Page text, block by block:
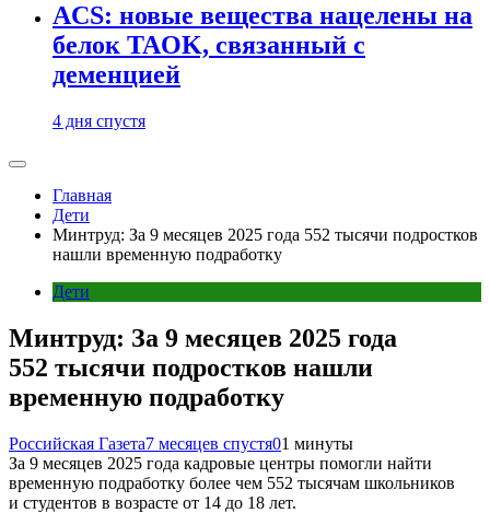
ACS: новые вещества нацелены на
белок TAOK, связанный с
деменцией
4 дня спустя
Главная
Дети
Минтруд: За 9 месяцев 2025 года 552 тысячи подростков
нашли временную подработку
Дети
Минтруд: За 9 месяцев 2025 года
552 тысячи подростков нашли
временную подработку
Российская Газета7 месяцев спустя01 минуты
За 9 месяцев 2025 года кадровые центры помогли найти
временную подработку более чем 552 тысячам школьников
и студентов в возрасте от 14 до 18 лет.